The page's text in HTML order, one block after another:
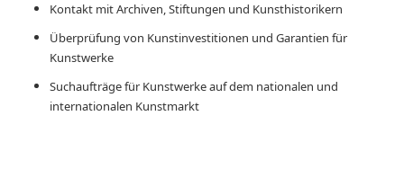
Kontakt mit Archiven, Stiftungen und Kunsthistorikern
Überprüfung von Kunstinvestitionen und Garantien für
Kunstwerke
Suchaufträge für Kunstwerkeauf dem nationalen und
internationalen Kunstmarkt